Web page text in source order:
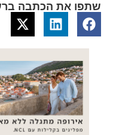
שתפו את הכתבה